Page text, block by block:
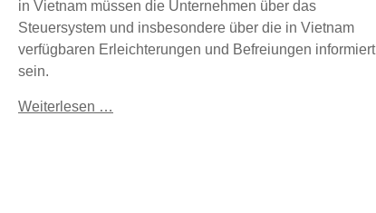
in Vietnam müssen die Unternehmen über das
Steuersystem und insbesondere über die in Vietnam
verfügbaren Erleichterungen und Befreiungen informiert
sein.
Weiterlesen …